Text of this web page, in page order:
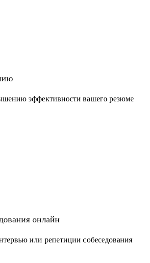
на руководящие роли или хочет
эффективности вашего резюме
онлайн
или репетиции собеседования